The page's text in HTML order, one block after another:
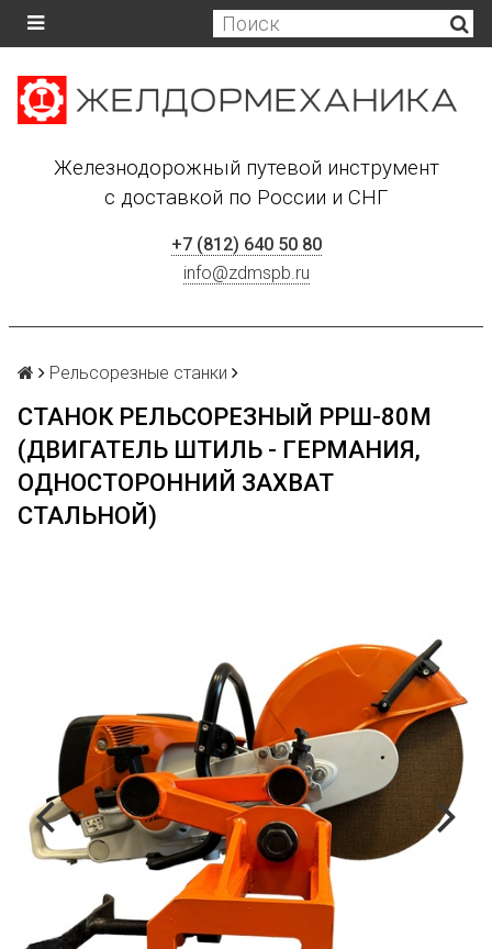
Железнодорожный путевой инструмент
с доставкой по России и СНГ
+7 (812) 640 50 80
info@zdmspb.ru
Рельсорезные станки
СТАНОК РЕЛЬСОРЕЗНЫЙ РРШ-80М
(ДВИГАТЕЛЬ ШТИЛЬ - ГЕРМАНИЯ,
ОДНОСТОРОННИЙ ЗАХВАТ
СТАЛЬНОЙ)